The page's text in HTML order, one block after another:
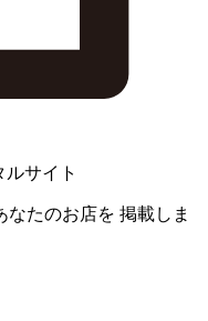
サイト
なたのお店を 掲載しま